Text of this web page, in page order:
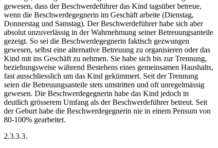
gewesen, dass der Beschwerdeführer das Kind tagsüber betreue,
wenn die Beschwerdegegnerin im Geschäft arbeite (Dienstag,
Donnerstag und Samstag). Der Beschwerdeführer habe sich aber
absolut unzuverlässig in der Wahrnehmung seiner Betreuungsanteile
gezeigt. So sei die Beschwerdegegnerin faktisch gezwungen
gewesen, selbst eine alternative Betreuung zu organisieren oder das
Kind mit ins Geschäft zu nehmen. Sie habe sich bis zur Trennung,
beziehungsweise während Bestehens eines gemeinsamen Haushalts,
fast ausschliesslich um das Kind gekümmert. Seit der Trennung
seien die Betreuungsanteile stets umstritten und oft unregelmässig
gewesen. Die Beschwerdegegnerin habe das Kind jedoch in
deutlich grösserem Umfang als der Beschwerdeführer betreut. Seit
der Geburt habe die Beschwerdegegnerin nie in einem Pensum von
80-100% gearbeitet.
2.3.3.3.